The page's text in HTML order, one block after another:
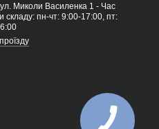
Миколи Василенка 1 - Час
складу: пн-чт: 9:00-17:00, пт: